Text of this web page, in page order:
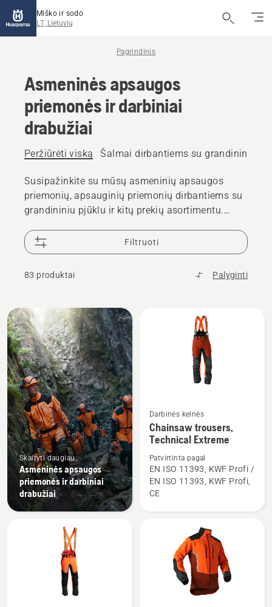
Miško ir sodo
LT, Lietuvių
Pagrindinis
Asmeninės apsaugos
priemonės ir darbiniai
drabužiai
Peržiūrėti viską Šalmai dirbantiems su grandininiu
Susipažinkite su mūsų asmeninių apsaugos
priemonių, apsauginių priemonių dirbantiems su
grandininiu pjūklu ir kitų prekių asortimentu.
pasirengti kiekvienam iššūkiui.
Filtruoti
83 produktai Palyginti
Rodyti
visus
produktus
Skaityti daugiau
Asmeninės apsaugos
priemonės ir darbiniai
drabužiai
Žiūrėti
daugiau
detalių
apie
Chainsaw
trousers,
Darbinės kelnės
Chainsaw trousers,
Technical Extreme
Patvirtinta pagal
EN ISO 11393, KWF Profi /
EN ISO 11393, KWF Profi,
CE